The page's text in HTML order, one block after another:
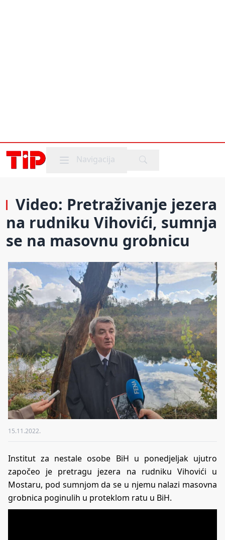
Mobile menu
Navigacija
Video: Pretraživanje jezera
na rudniku Vihovići, sumnja
se na masovnu grobnicu
15.11.2022.
Institut za nestale osobe BiH u ponedjeljak ujutro
započeo je pretragu jezera na rudniku Vihovići u
Mostaru, pod sumnjom da se u njemu nalazi masovna
grobnica poginulih u proteklom ratu u BiH.